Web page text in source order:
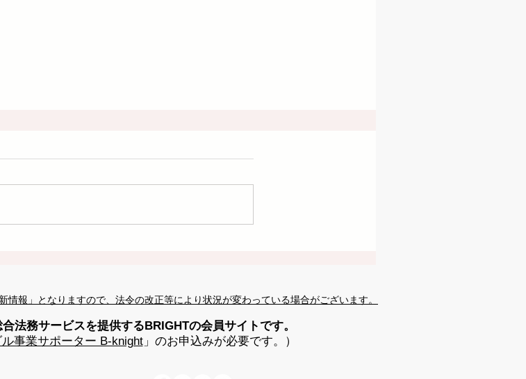
報」となりますので、法令の改正等により状況が変わっている場合がございます。
法務サービスを提供するBRIGHTの会員サイトです。
事業サポーター B-knight」のお申込みが必要です。）